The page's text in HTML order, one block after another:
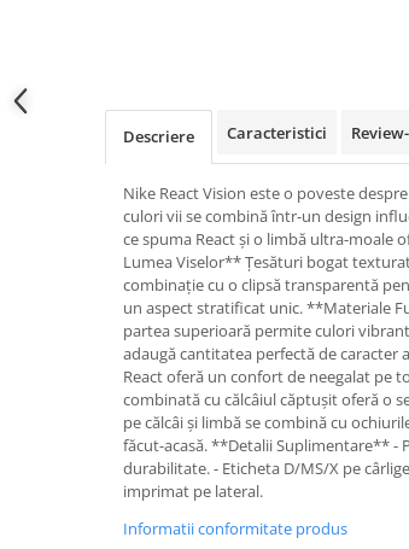
Descriere Caracteristici
Nike React Vision este o poveste
culori vii se combină într-un design
ce spuma React și o limbă ultra-moale
Lumea Viselor** Țesături bogat
combinație cu o clipsă transparentă
un aspect stratificat unic. **Materiale
partea superioară permite culori
adaugă cantitatea perfectă de
React oferă un confort de neegalat pe
combinată cu călcâiul căptușit oferă o
pe călcâi și limbă se combină cu
făcut-acasă. **Detalii Suplimentare** -
durabilitate. - Eticheta D/MS/X pe
imprimat pe lateral.
Informatii conformitate produs